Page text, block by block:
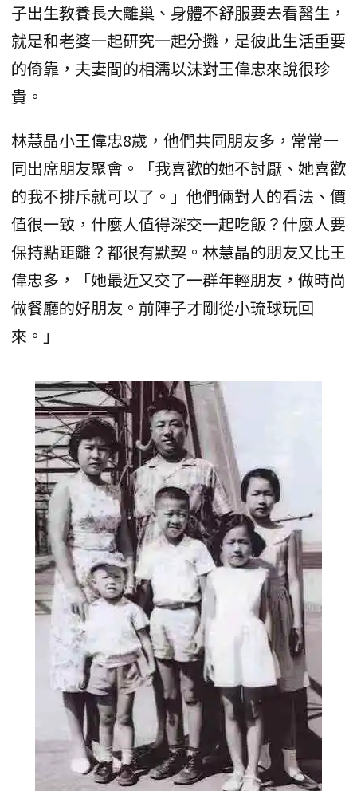
子出生教養長大離巢、身體不舒服要去看醫生，
就是和老婆一起研究一起分攤，是彼此生活重要
的倚靠，夫妻間的相濡以沫對王偉忠來說很珍
貴。
林慧晶小王偉忠8歲，他們共同朋友多，常常一
同出席朋友聚會。「我喜歡的她不討厭、她喜歡
的我不排斥就可以了。」他們倆對人的看法、價
值很一致，什麼人值得深交一起吃飯？什麼人要
保持點距離？都很有默契。林慧晶的朋友又比王
偉忠多，「她最近又交了一群年輕朋友，做時尚
做餐廳的好朋友。前陣子才剛從小琉球玩回
來。」